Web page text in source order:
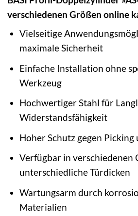
verschiedenen Größen online
Vielseitige
maximale Sicherheit
Einfache Installation ohne
Werkzeug
Hochwertiger Stahl für
Widerstandsfähigkeit
Hoher Schutz gegen Picking
Verfügbar in verschiedenen
unterschiedliche Türdicken
Wartungsarm durch
Materialien